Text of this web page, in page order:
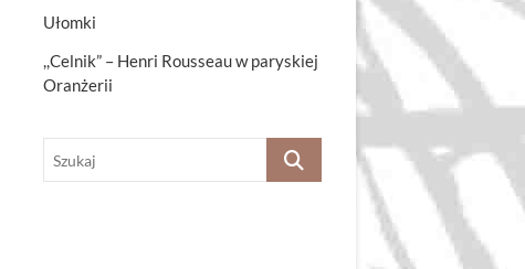
Ułomki
,,Celnik” – Henri Rousseau w paryskiej
Oranżerii
Szukaj